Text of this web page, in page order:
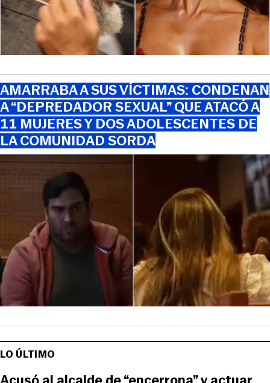
AMARRABA A SUS VÍCTIMAS: CONDENAN
A “DEPREDADOR SEXUAL” QUE ATACÓ A
11 MUJERES Y DOS ADOLESCENTES DE
LA COMUNIDAD SORDA
LO ÚLTIMO